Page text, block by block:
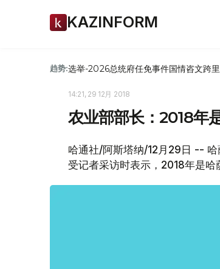
KAZINFORM
趋势:选举-2026总统府任免事件国情咨文跨
14:21, 29 12月 2018
农业部部长：2018年
哈通社/阿斯塔纳/12月29日 -- 哈
受记者采访时表示，2018年是哈